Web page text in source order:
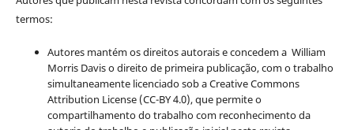
termos:
Autores mantém os direitos autorais e concedem a William
Morris Davis o direito de primeira publicação, com o trabalho
simultaneamente licenciado sob a Creative Commons
Attribution License (CC-BY 4.0), que permite o
compartilhamento do trabalho com reconhecimento da